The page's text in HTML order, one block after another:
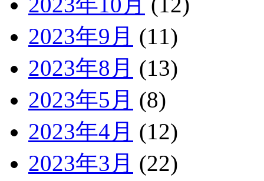
2023年9月 (11)
2023年8月 (13)
2023年5月 (8)
2023年4月 (12)
2023年3月 (22)